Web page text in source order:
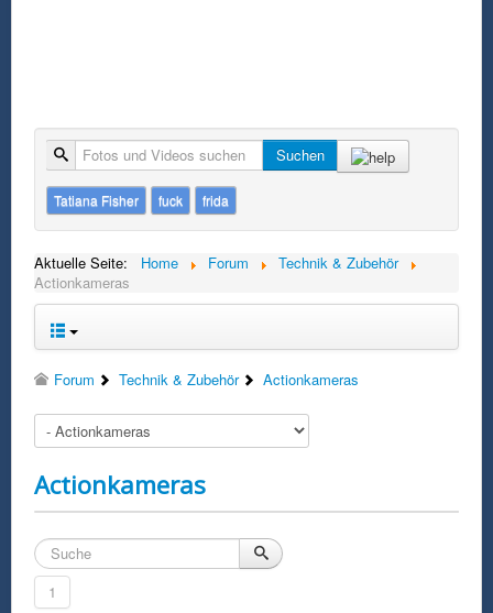
Suche Suchen
Tatiana Fisher fuck frida
Aktuelle Seite: Home Forum
Technik & Zubehör
Actionkameras
Forum Technik & Zubehör Actionkameras
Actionkameras
1